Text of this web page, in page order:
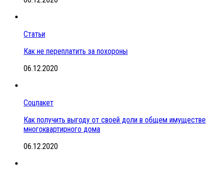
Статьи
Как не переплатить за похороны
06.12.2020
Соцпакет
Как получить выгоду от своей доли в общем имуществе
многоквартирного дома
06.12.2020